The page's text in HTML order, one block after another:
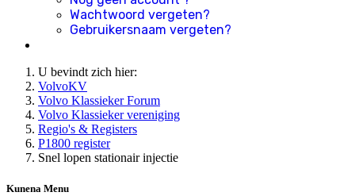
Wachtwoord vergeten?
Gebruikersnaam vergeten?
U bevindt zich hier:
VolvoKV
Volvo Klassieker Forum
Volvo Klassieker vereniging
Regio's & Registers
P1800 register
Snel lopen stationair injectie
Kunena Menu